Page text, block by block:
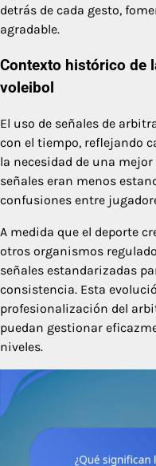
detrás de cada gesto,
agradable.
Contexto histórico de
voleibol
El uso de señales de
con el tiempo, reflejando
la necesidad de una
señales eran menos
confusiones entre
A medida que el deporte
otros organismos
señales estandarizadas
consistencia. Esta
profesionalización del
puedan gestionar
niveles.